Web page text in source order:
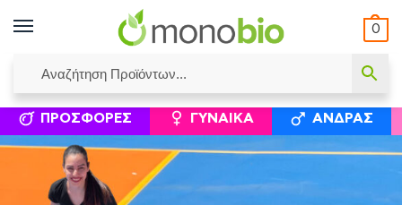
0
ΙΣΟΛΟΓΙΣΜΟΊ ΕΛΕΆΝΝΑ ΧΡΙΣΤΙΝΆΚΗ ΕΠΙΚΟΙΝΩΝΊΑ
ΣΥΜΠΛΗΡΏΜΑΤΑ ΔΙΑΤΡΟΦΉΣ ΦΥΣΙΚΆ
ΠΡΟΣΦΟΡΈΣ ΓΥΝΑΊΚΑ ΆΝΔΡΑΣ